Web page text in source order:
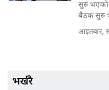
सुरु भएको
बैठक सुरु
आइतबार,
भर्खरै